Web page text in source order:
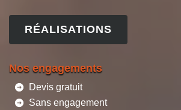
RÉALISATIONS
Nos engagements
Devis gratuit
Sans engagement